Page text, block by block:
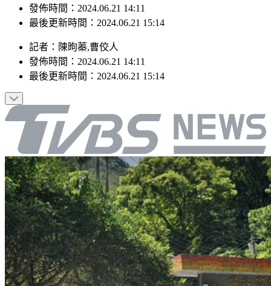
最後更新時間：2024.06.21 15:14
發佈時間：2024.06.21 14:11
最後更新時間：2024.06.21 15:14